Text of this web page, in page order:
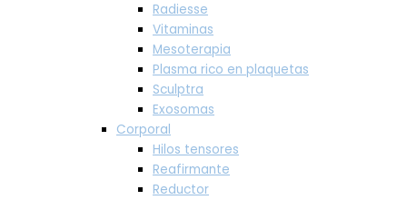
Radiesse
Vitaminas
Mesoterapia
Plasma rico en plaquetas
Sculptra
Exosomas
Corporal
Hilos tensores
Reafirmante
Reductor